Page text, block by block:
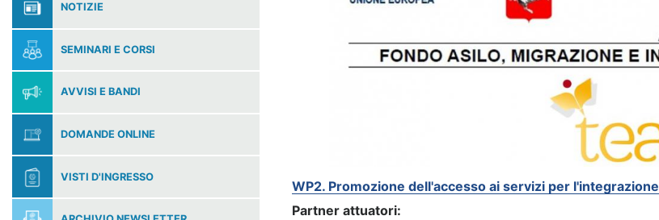
NOTIZIE
SEMINARI E CORSI
AVVISI E BANDI
DOMANDE ONLINE
VISTI D'INGRESSO
WP2. Promozione dell'accesso ai servizi per l'integrazione
Partner attuatori: